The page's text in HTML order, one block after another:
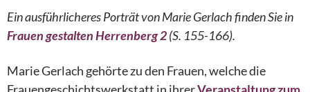
Ein ausführlicheres Porträt von Marie Gerlach finden Sie in
Frauen gestalten Herrenberg 2(S. 155-166).
Marie Gerlach gehörte zu den Frauen, welche die